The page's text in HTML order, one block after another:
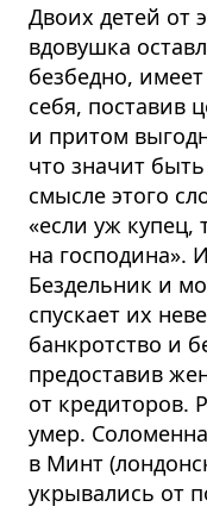
Двоих детей от
вдовушка
безбедно,
себя, поставив
и притом
что значит
смысле этого
«если уж купец,
на господина».
Бездельник и
спускает их
банкротство и
предоставив
от кредиторов.
умер.
в Минт
укрывались от